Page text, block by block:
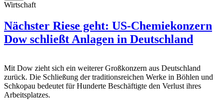
Wirtschaft
Nächster Riese geht: US-Chemiekonzern
Dow schließt Anlagen in Deutschland
Mit Dow zieht sich ein weiterer Großkonzern aus Deutschland
zurück. Die Schließung der traditionsreichen Werke in Böhlen und
Schkopau bedeutet für Hunderte Beschäftigte den Verlust ihres
Arbeitsplatzes.